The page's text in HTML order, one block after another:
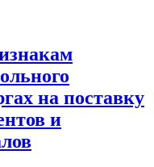
на поставку
и